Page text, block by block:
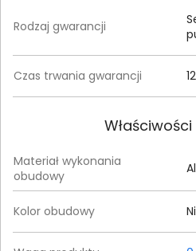
Rodzaj gwarancji
Czas trwania gwarancji
Materiał wykonania
obudowy
Kolor obudowy